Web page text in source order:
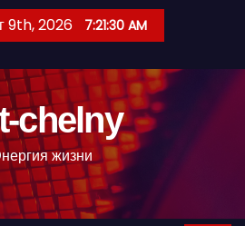
9th, 2026 7:21:31 AM
chelny
жизни